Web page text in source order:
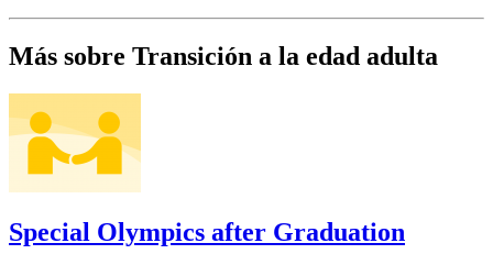
Más sobre Transición a la edad adulta
Special Olympics after Graduation